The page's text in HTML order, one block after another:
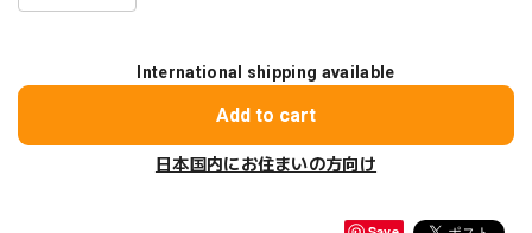
International shipping available
Add to cart
日本国内にお住まいの方向け